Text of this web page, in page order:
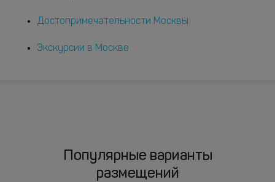
Достопримечательности Москвы
Экскурсии в Москве
Популярные варианты
размещений